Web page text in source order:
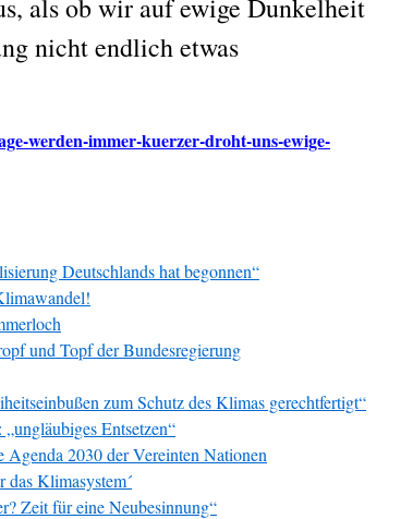
als ob wir auf ewige Dunkelheit
nicht endlich etwas
werden-immer-kuerzer-droht-uns-ewige-
Deutschlands hat begonnen“
und Topf der Bundesregierung
zum Schutz des Klimas gerechtfertigt“
Entsetzen“
2030 der Vereinten Nationen
Klimasystem´
Zeit für eine Neubesinnung“